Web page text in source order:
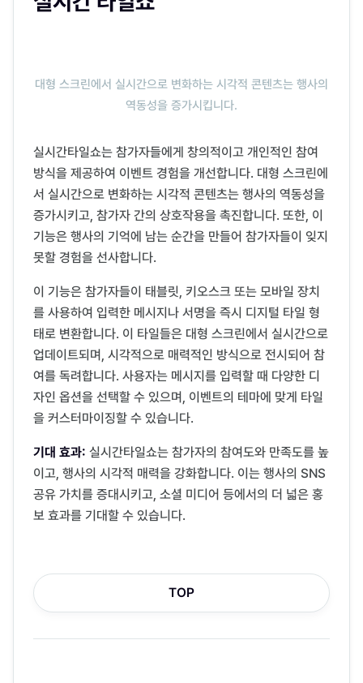
대형 스크린에서 실시간으로 변화하는 시각적 콘텐츠는 행사의
역동성을 증가시킵니다.
실시간타일쇼는 참가자들에게 창의적이고 개인적인 참여
방식을 제공하여 이벤트 경험을 개선합니다. 대형 스크린에
서 실시간으로 변화하는 시각적 콘텐츠는 행사의 역동성을
증가시키고, 참가자 간의 상호작용을 촉진합니다. 또한, 이
기능은 행사의 기억에 남는 순간을 만들어 참가자들이 잊지
못할 경험을 선사합니다.
이 기능은 참가자들이 태블릿, 키오스크 또는 모바일 장치
를 사용하여 입력한 메시지나 서명을 즉시 디지털 타일 형
태로 변환합니다. 이 타일들은 대형 스크린에서 실시간으로
업데이트되며, 시각적으로 매력적인 방식으로 전시되어 참
여를 독려합니다. 사용자는 메시지를 입력할 때 다양한 디
자인 옵션을 선택할 수 있으며, 이벤트의 테마에 맞게 타일
을 커스터마이징할 수 있습니다.
기대 효과: 실시간타일쇼는 참가자의 참여도와 만족도를 높
이고, 행사의 시각적 매력을 강화합니다. 이는 행사의 SNS
공유 가치를 증대시키고, 소셜 미디어 등에서의 더 넓은 홍
보 효과를 기대할 수 있습니다.
TOP